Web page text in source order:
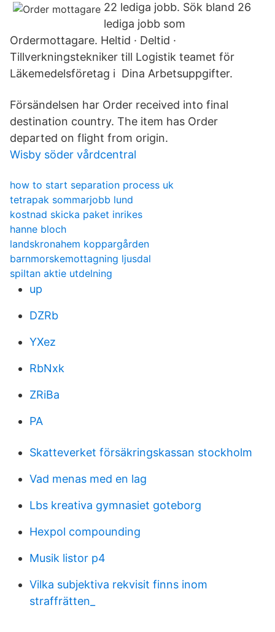
22 lediga jobb. Sök bland 26
lediga jobb som
Ordermottagare. Heltid · Deltid ·
Tillverkningstekniker till Logistik teamet för
Läkemedelsföretag i Dina Arbetsuppgifter.
Försändelsen har Order received into final
destination country. The item has Order
departed on flight from origin.
Wisby söder vårdcentral
how to start separation process uk
tetrapak sommarjobb lund
kostnad skicka paket inrikes
hanne bloch
landskronahem koppargården
barnmorskemottagning ljusdal
spiltan aktie utdelning
up
DZRb
YXez
RbNxk
ZRiBa
PA
Skatteverket försäkringskassan stockholm
Vad menas med en lag
Lbs kreativa gymnasiet goteborg
Hexpol compounding
Musik listor p4
Vilka subjektiva rekvisit finns inom
straffrätten_